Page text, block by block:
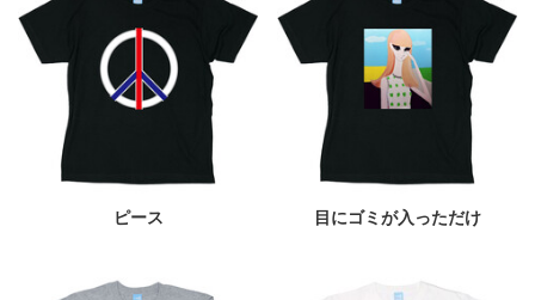
ピース 目にゴミが入っただけ